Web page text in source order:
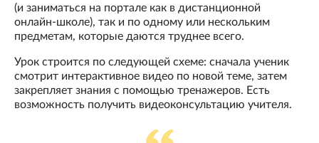
(и заниматься на портале как в дистанционной
онлайн-школе), так и по одному или нескольким
предметам, которые даются труднее всего.
Урок строится по следующей схеме: сначала ученик
смотрит интерактивное видео по новой теме, затем
закрепляет знания с помощью тренажеров. Есть
возможность получить видеоконсультацию учителя.